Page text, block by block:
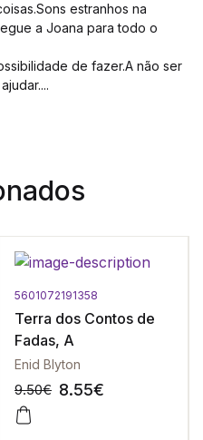
estranhos na
a Joana para todo o
de fazer.A não ser
5601072191358
Terra dos Contos de
Fadas, A
Enid Blyton
9.50€ 8.55€